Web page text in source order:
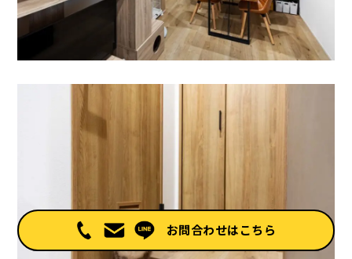
お問合わせはこちら